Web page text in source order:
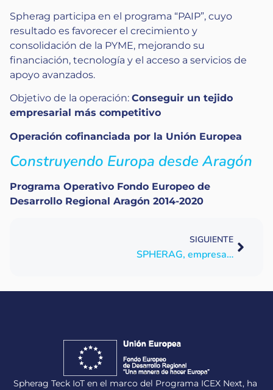
Spherag participa en el programa “PAIP”, cuyo
resultado es favorecer el crecimiento y
consolidación de la PYME, mejorando su
financiación, tecnología y el acceso a servicios de
apoyo avanzados.
Objetivo de la operación: Conseguir un tejido
empresarial más competitivo
Operación cofinanciada por la Unión Europea
Construyendo Europa desde Aragón
Programa Operativo Fondo Europeo de
Desarrollo Regional Aragón 2014-2020
SIGUIENTE
SPHERAG, empresa adherida como Agente Digitalizador del Kit Digital
Spherag Teck IoT en el marco del Programa ICEX Next, ha